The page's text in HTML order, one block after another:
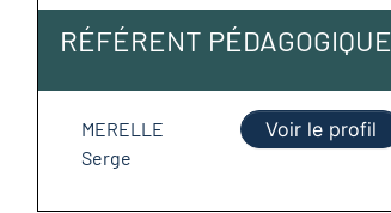
RÉFÉRENT PÉDAGOGIQUE
MERELLE
Serge
Voir le profil